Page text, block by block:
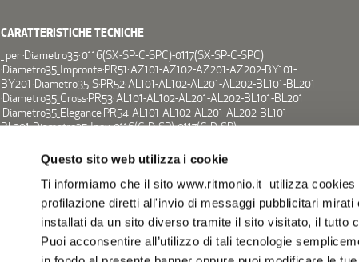
Questo sito web utilizza i cookie
Ti informiamo che il sito www.ritmonio.it utilizza
profilazione diretti all'invio di messaggi pubblicitari
installati da un sito diverso tramite il sito visitato, il tutto
Puoi acconsentire all’utilizzo di tali tecnologie
CARATTERISTICHE TECNICHE
_ per ·Diametro35· 0116(SX-SP-C-SPC)-0117(SX-SP-C-SPC)
·Diametro35_Impronte·PR51· AZ101-AZ102-AZ201-AZ202-BY101-
BY201 ·Diametro35_S·PR52· AL101-AL102-AL201-AL202-BL101-BL201
·Diametro35_Cross·PR53· AL101-AL102-AL201-AL202-BL101-BL201
·Diametro35_Elegance·PR54· AL101-AL102-AL201-AL202-BL101-
BL201 ·Diametro35_Inox· 0116(C-D-SP)-0117(C-D-SP)
AL101-AL201-AL102-AL202 ·Glitter·PR32· AL101-AL201-AL102-AL202
·Tie·PR34· AL101-AL102-AL201-AL202 ·Taormina·PR35· AZ101-AZ102-
AZ201-AZ202 ·Tab·PR37· AL101-AL102-AL201-AL202 ·Tip·PR38·
AL101-AL102-AL201-AL202 ·Haptic·PR43· AZ101-AZ102-AZ201-
AZ202 ·Haptic_S·PR57· AL101-AL102-AL201-AL202